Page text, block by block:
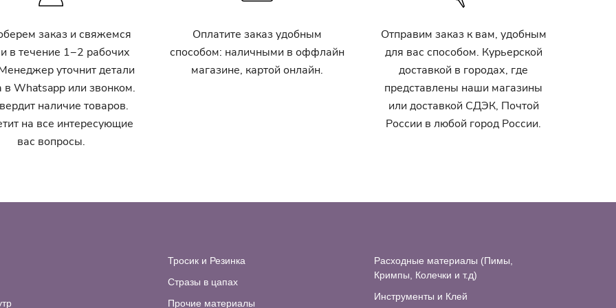
заказ и свяжемся
в течение 1−2 рабочих
уточнит детали
в Whatsapp или звонком.
наличие товаров.
на все интересующие
вас вопросы.
Оплатите заказ удобным
способом: наличными в оффлайн
магазине, картой онлайн.
Отправим заказ к вам, удобным
для вас способом. Курьерской
доставкой в городах, где
представлены наши магазины
или доставкой СДЭК, Почтой
России в любой город России.
Тросик и Резинка
Стразы в цапах
Прочие материалы
Расходные материалы (Пимы,
Кримпы, Колечки и т.д)
Инструменты и Клей